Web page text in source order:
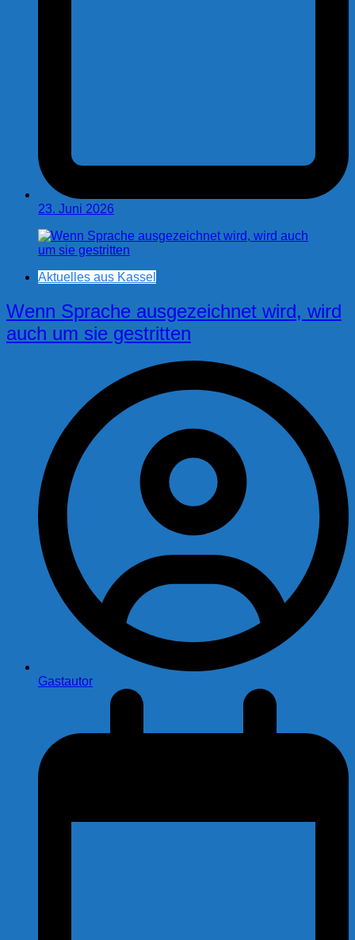
23. Juni 2026
Aktuelles aus Kassel
Wenn Sprache ausgezeichnet wird, wird
auch um sie gestritten
Gastautor